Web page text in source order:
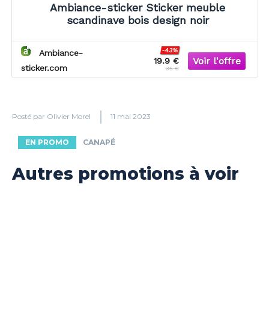
Ambiance-sticker Sticker meuble
scandinave bois design noir
Ambiance-
sticker.com
19.9 €
-43%
35 €
Posté par Olivier Morel 11 mai 2023
EN PROMO CANAPÉ
Autres promotions à voir